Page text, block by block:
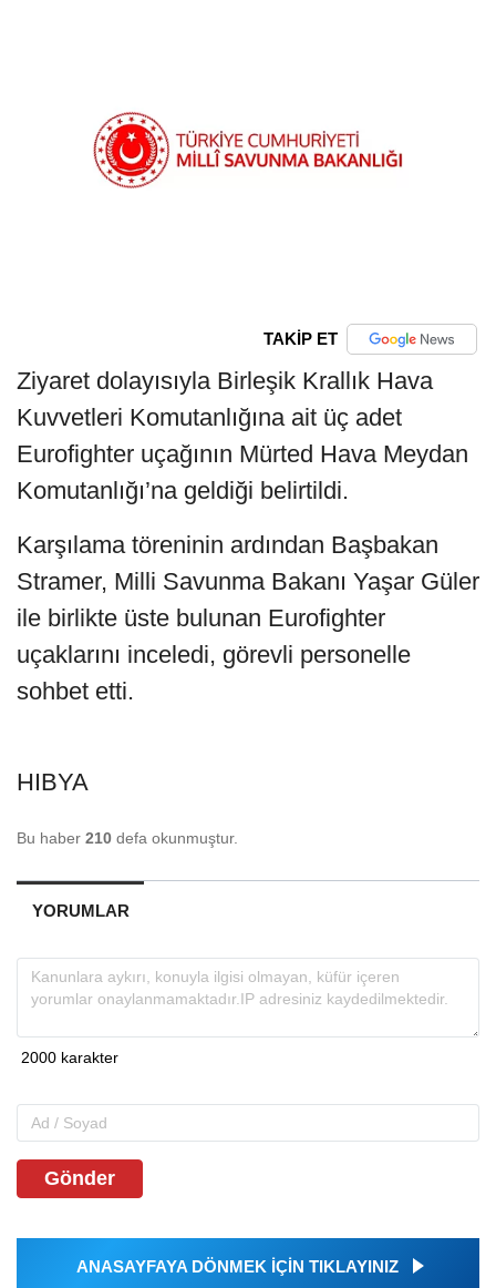
TAKİP ET
Ziyaret dolayısıyla Birleşik Krallık Hava
Kuvvetleri Komutanlığına ait üç adet
Eurofighter uçağının Mürted Hava Meydan
Komutanlığı’na geldiği belirtildi.
Karşılama töreninin ardından Başbakan
Stramer, Milli Savunma Bakanı Yaşar Güler
ile birlikte üste bulunan Eurofighter
uçaklarını inceledi, görevli personelle
sohbet etti.
HIBYA
Bu haber 210 defa okunmuştur.
YORUMLAR
Gönder
ANASAYFAYA DÖNMEK İÇİN TIKLAYINIZ